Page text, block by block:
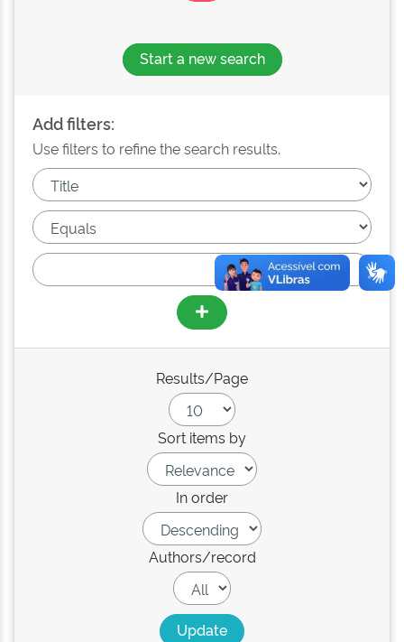
Start a new search
Add filters:
Use filters to refine the search results.
Results/Page
Sort items by
In order
Authors/record